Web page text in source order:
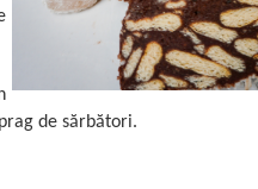
de sărbători.